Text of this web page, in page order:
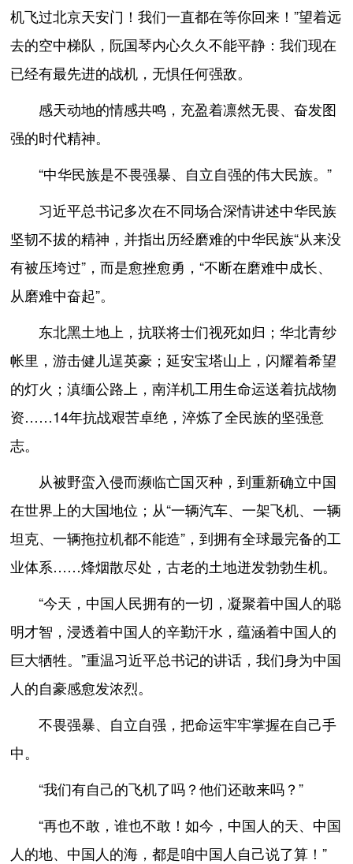
机飞过北京天安门！我们一直都在等你回来！”望着远
去的空中梯队，阮国琴内心久久不能平静：我们现在
已经有最先进的战机，无惧任何强敌。
感天动地的情感共鸣，充盈着凛然无畏、奋发图
强的时代精神。
“中华民族是不畏强暴、自立自强的伟大民族。”
习近平总书记多次在不同场合深情讲述中华民族
坚韧不拔的精神，并指出历经磨难的中华民族“从来没
有被压垮过”，而是愈挫愈勇，“不断在磨难中成长、
从磨难中奋起”。
东北黑土地上，抗联将士们视死如归；华北青纱
帐里，游击健儿逞英豪；延安宝塔山上，闪耀着希望
的灯火；滇缅公路上，南洋机工用生命运送着抗战物
资……14年抗战艰苦卓绝，淬炼了全民族的坚强意
志。
从被野蛮入侵而濒临亡国灭种，到重新确立中国
在世界上的大国地位；从“一辆汽车、一架飞机、一辆
坦克、一辆拖拉机都不能造”，到拥有全球最完备的工
业体系……烽烟散尽处，古老的土地迸发勃勃生机。
“今天，中国人民拥有的一切，凝聚着中国人的聪
明才智，浸透着中国人的辛勤汗水，蕴涵着中国人的
巨大牺牲。”重温习近平总书记的讲话，我们身为中国
人的自豪感愈发浓烈。
不畏强暴、自立自强，把命运牢牢掌握在自己手
中。
“我们有自己的飞机了吗？他们还敢来吗？”
“再也不敢，谁也不敢！如今，中国人的天、中国
人的地、中国人的海，都是咱中国人自己说了算！”